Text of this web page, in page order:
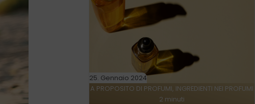
25. Gennaio 2024
A PROPOSITO DI PROFUMI, INGREDIENTI NEI PROFUMI
2 minuti